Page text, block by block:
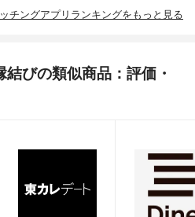
チングアプリランキングをもっと見る
びの類似商品：評価・